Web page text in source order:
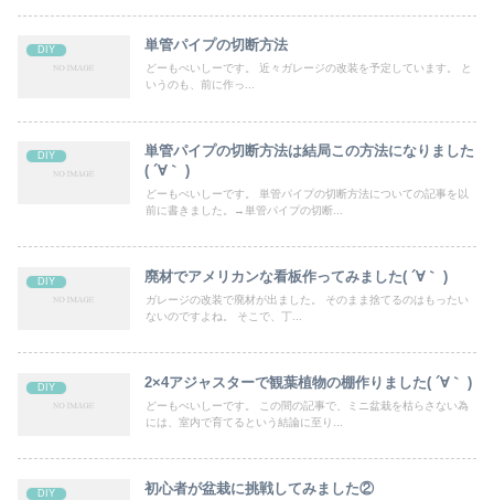
DIY 単管パイプの切断方法
どーもぺいしーです。 近々ガレージの改装を予定しています。 と
いうのも、前に作っ...
DIY
単管パイプの切断方法は結局この方法になりました
( ´∀｀ )
どーもぺいしーです。 単管パイプの切断方法についての記事を以
前に書きました。→単管パイプの切断...
DIY 廃材でアメリカンな看板作ってみました( ´∀｀ )
ガレージの改装で廃材が出ました。 そのまま捨てるのはもったい
ないのですよね。 そこで、丁...
DIY 2×4アジャスターで観葉植物の棚作りました( ´∀｀ )
どーもぺいしーです。 この間の記事で、ミニ盆栽を枯らさない為
には、室内で育てるという結論に至り...
DIY 初心者が盆栽に挑戦してみました②